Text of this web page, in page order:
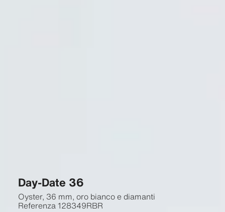
Day-Date 36
Oyster, 36 mm, oro bianco e diamanti
Referenza128349RBR